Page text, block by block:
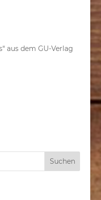
aus dem GU-Verlag